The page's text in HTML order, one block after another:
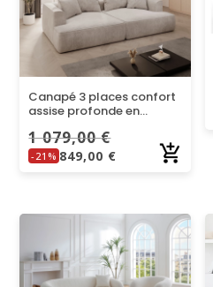
Canapé 3 places confort
assise profonde en
PINETA
1 079,00€
-21% 849,00 €